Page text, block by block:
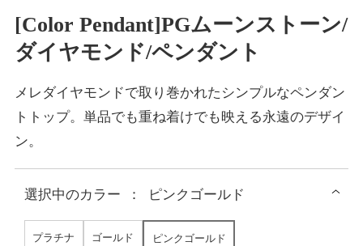
[Color Pendant]PGムーンストーン/
ダイヤモンド/ペンダント
メレダイヤモンドで取り巻かれたシンプルなペンダン
トトップ。単品でも重ね着けでも映える永遠のデザイ
ン。
選択中のカラー ： ピンクゴールド
プラチナ ゴールド ピンクゴールド